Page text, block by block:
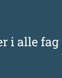
i alle fag